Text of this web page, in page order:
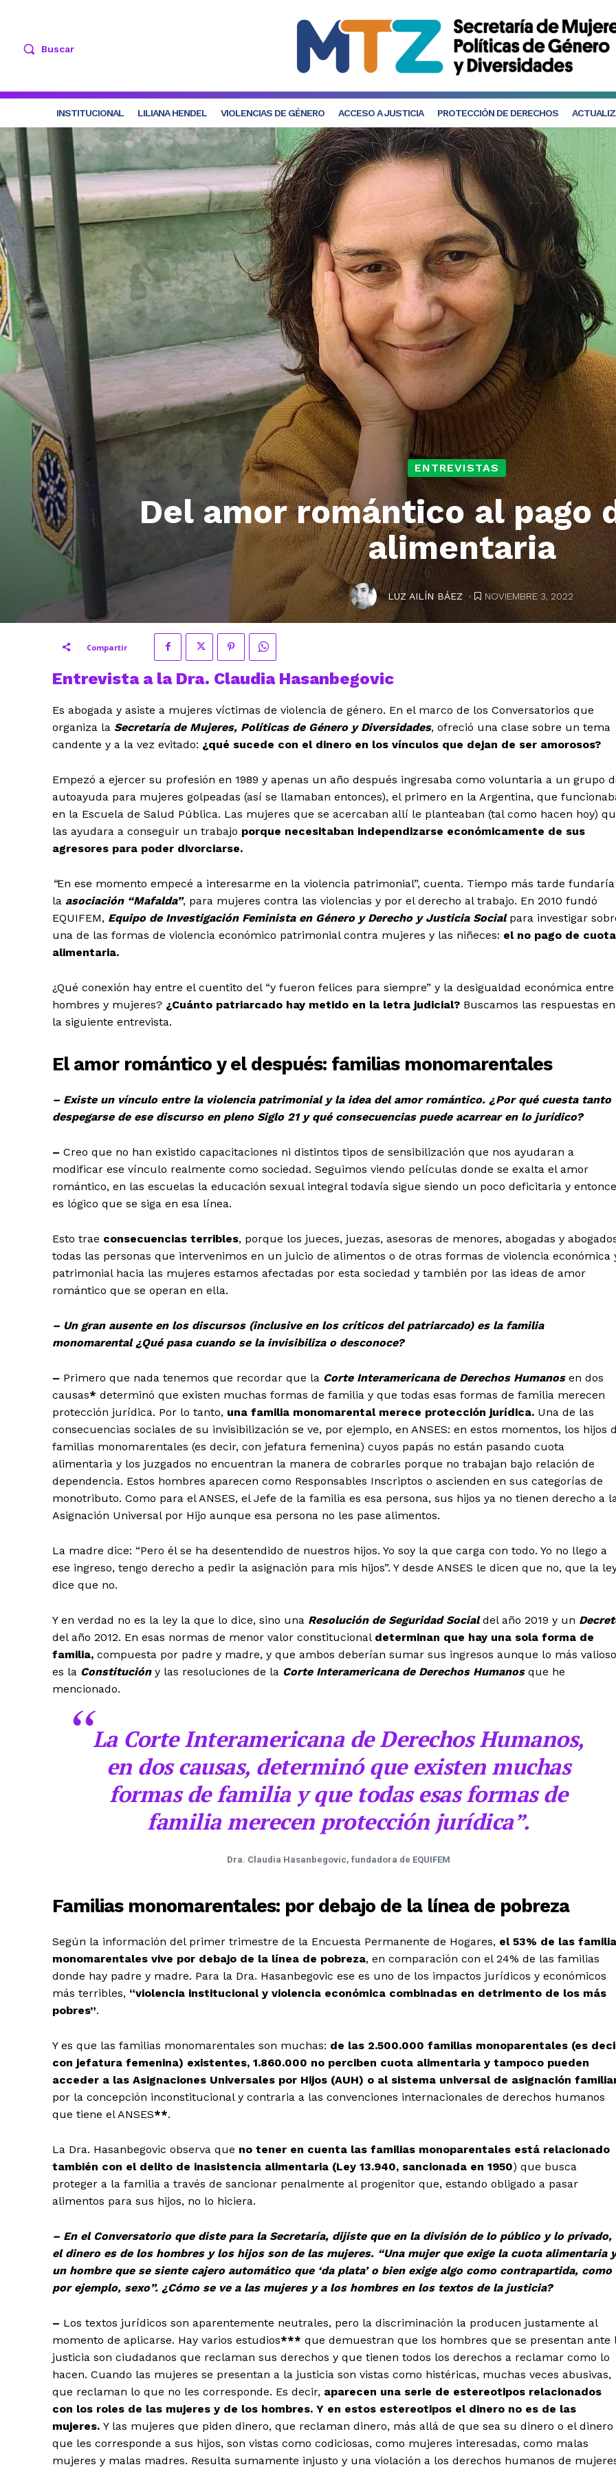
Buscar
INSTITUCIONAL LILIANA HENDEL VIOLENCIAS DE GÉNERO ACCESO A JUSTICIA PROTECCIÓN DE DERECHOS
ENTREVISTAS
Del amor romántico al pago
alimentaria
LUZ AILÍN BÁEZ . NOVIEMBRE 3, 2022
Compartir
Entrevista a la Dra. Claudia Hasanbegovic
Es abogada y asiste a mujeres víctimas de violencia de género. En el marco de los Conversatorios que
organiza la Secretaría de Mujeres, Políticas de Género y Diversidades, ofreció una clase sobre un tema
candente y a la vez evitado: ¿qué sucede con el dinero en los vínculos que dejan de ser amorosos?
Empezó a ejercer su profesión en 1989 y apenas un año después ingresaba como voluntaria a un grupo
autoayuda para mujeres golpeadas (así se llamaban entonces), el primero en la Argentina, que
en la Escuela de Salud Pública. Las mujeres que se acercaban allí le planteaban (tal como hacen hoy)
las ayudara a conseguir un trabajo porque necesitaban independizarse económicamente de sus
agresores para poder divorciarse.
“En ese momento empecé a interesarme en la violencia patrimonial”, cuenta. Tiempo más tarde fundaría
la asociación “Mafalda”, para mujeres contra las violencias y por el derecho al trabajo. En 2010 fundó
EQUIFEM, Equipo de Investigación Feminista en Género y Derecho y Justicia Socialpara investigar
una de las formas de violencia económico patrimonial contra mujeres y las niñeces: el no pago de cuota
alimentaria.
¿Qué conexión hay entre el cuentito del “y fueron felices para siempre” y la desigualdad económica entre
hombres y mujeres? ¿Cuánto patriarcado hay metido en la letra judicial? Buscamos las respuestas en
la siguiente entrevista.
El amor romántico y el después: familias monomarentales
– Existe un vínculo entre la violencia patrimonial y la idea del amor romántico. ¿Por qué cuesta tanto
despegarse de ese discurso en pleno Siglo 21 y qué consecuencias puede acarrear en lo jurídico?
– Creo que no han existido capacitaciones ni distintos tipos de sensibilización que nos ayudaran a
modificar ese vínculo realmente como sociedad. Seguimos viendo películas donde se exalta el amor
romántico, en las escuelas la educación sexual integral todavía sigue siendo un poco deficitaria y
es lógico que se siga en esa línea.
Esto trae consecuencias terribles, porque los jueces, juezas, asesoras de menores, abogadas y
todas las personas que intervenimos en un juicio de alimentos o de otras formas de violencia económica
patrimonial hacia las mujeres estamos afectadas por esta sociedad y también por las ideas de amor
romántico que se operan en ella.
– Un gran ausente en los discursos (inclusive en los críticos del patriarcado) es la familia
monomarental ¿Qué pasa cuando se la invisibiliza o desconoce?
– Primero que nada tenemos que recordar que la Corte Interamericana de Derechos Humanosen dos
causas* determinó que existen muchas formas de familia y que todas esas formas de familia merecen
protección jurídica. Por lo tanto, una familia monomarental merece protección jurídica. Una de las
consecuencias sociales de su invisibilización se ve, por ejemplo, en ANSES: en estos momentos, los hijos
familias monomarentales (es decir, con jefatura femenina) cuyos papás no están pasando cuota
alimentaria y los juzgados no encuentran la manera de cobrarles porque no trabajan bajo relación de
dependencia. Estos hombres aparecen como Responsables Inscriptos o ascienden en sus categorías de
monotributo. Como para el ANSES, el Jefe de la familia es esa persona, sus hijos ya no tienen derecho a
Asignación Universal por Hijo aunque esa persona no les pase alimentos.
La madre dice: “Pero él se ha desentendido de nuestros hijos. Yo soy la que carga con todo. Yo no llego a
ese ingreso, tengo derecho a pedir la asignación para mis hijos”. Y desde ANSES le dicen que no, que la
dice que no.
Y en verdad no es la ley la que lo dice, sino una Resolución de Seguridad Socialdel año 2019 y un
del año 2012. En esas normas de menor valor constitucional determinan que hay una sola forma de
familia, compuesta por padre y madre, y que ambos deberían sumar sus ingresos aunque lo más valioso
es la Constitucióny las resoluciones de la Corte Interamericana de Derechos Humanosque he
mencionado.
La Corte Interamericana de Derechos Humanos,
en dos causas, determinó que existen muchas
formas de familia y que todas esas formas de
familia merecen protección jurídica”.
Dra. Claudia Hasanbegovic, fundadora de EQUIFEM
Familias monomarentales: por debajo de la línea de pobreza
Según la información del primer trimestre de la Encuesta Permanente de Hogares, el 53% de las
monomarentales vive por debajo de la línea de pobreza, en comparación con el 24% de las familias
donde hay padre y madre. Para la Dra. Hasanbegovic ese es uno de los impactos jurídicos y económicos
más terribles, “violencia institucional y violencia económica combinadas en detrimento de los más
pobres”.
Y es que las familias monomarentales son muchas: de las 2.500.000 familias monoparentales (es
con jefatura femenina) existentes, 1.860.000 no perciben cuota alimentaria y tampoco pueden
acceder a las Asignaciones Universales por Hijos (AUH) o al sistema universal de asignación
por la concepción inconstitucional y contraria a las convenciones internacionales de derechos humanos
que tiene el ANSES**.
La Dra. Hasanbegovic observa que no tener en cuenta las familias monoparentales está relacionado
también con el delito de inasistencia alimentaria (Ley 13.940, sancionada en 1950) que busca
proteger a la familia a través de sancionar penalmente al progenitor que, estando obligado a pasar
alimentos para sus hijos, no lo hiciera.
– En el Conversatorio que diste para la Secretaría, dijiste que en la división de lo público y lo privado,
el dinero es de los hombres y los hijos son de las mujeres. “Una mujer que exige la cuota alimentaria y
un hombre que se siente cajero automático que ‘da plata’ o bien exige algo como contrapartida, como
por ejemplo, sexo”. ¿Cómo se ve a las mujeres y a los hombres en los textos de la justicia?
– Los textos jurídicos son aparentemente neutrales, pero la discriminación la producen justamente al
momento de aplicarse. Hay varios estudios*** que demuestran que los hombres que se presentan ante
justicia son ciudadanos que reclaman sus derechos y que tienen todos los derechos a reclamar como lo
hacen. Cuando las mujeres se presentan a la justicia son vistas como histéricas, muchas veces abusivas,
que reclaman lo que no les corresponde. Es decir, aparecen una serie de estereotipos relacionados
con los roles de las mujeres y de los hombres. Y en estos estereotipos el dinero no es de las
mujeres. Y las mujeres que piden dinero, que reclaman dinero, más allá de que sea su dinero o el dinero
que les corresponde a sus hijos, son vistas como codiciosas, como mujeres interesadas, como malas
mujeres y malas madres. Resulta sumamente injusto y una violación a los derechos humanos de